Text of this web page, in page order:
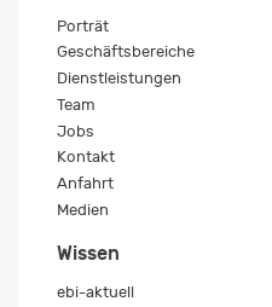
Porträt
Geschäftsbereiche
Dienstleistungen
Team
Jobs
Kontakt
Anfahrt
Medien
Wissen
ebi-aktuell